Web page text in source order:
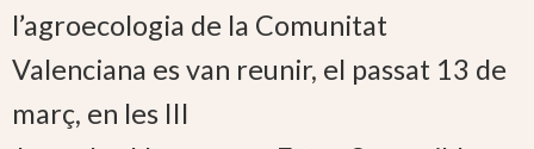
l’agroecologia de la Comunitat
Valenciana es van reunir, el passat 13 de
març, en les III